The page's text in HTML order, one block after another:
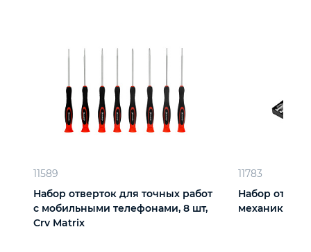
11589
Набор отверток для точных работ
с мобильными телефонами, 8 шт,
Crv Matrix
11783
Набор
механики, 16